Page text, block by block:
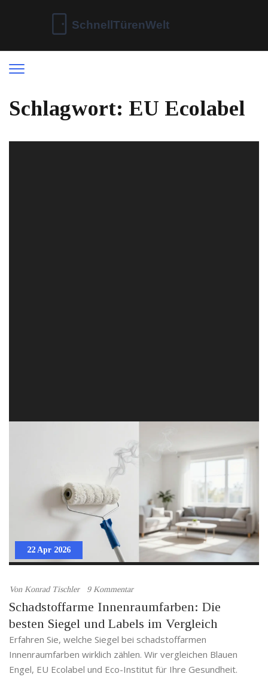
Schlagwort: EU Ecolabel
22 Apr 2026
Von Konrad Tischler 9 Kommentar
Schadstoffarme Innenraumfarben: Die
besten Siegel und Labels im Vergleich
Erfahren Sie, welche Siegel bei schadstoffarmen
Innenraumfarben wirklich zählen. Wir vergleichen Blauen
Engel, EU Ecolabel und Eco-Institut für Ihre Gesundheit.